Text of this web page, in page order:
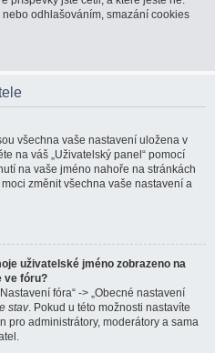
odhlašováním, smazání cookies
všechna vaše nastavení uložena v
na váš „Uživatelský panel“ pomocí
na vaše jméno nahoře na stránkách
změnit všechna vaše nastavení a
uživatelské jméno zobrazeno na
ve fóru?
fóra“ -> „Obecné nastavení
stav. Pokud u této možnosti nastavíte
pro administrátory, moderátory a sama